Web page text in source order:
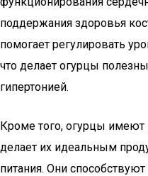
поддержания здоровья
помогает регулировать
что делает огурцы
гипертонией.
Кроме того, огурцы имеют
делает их идеальным
питания. Они